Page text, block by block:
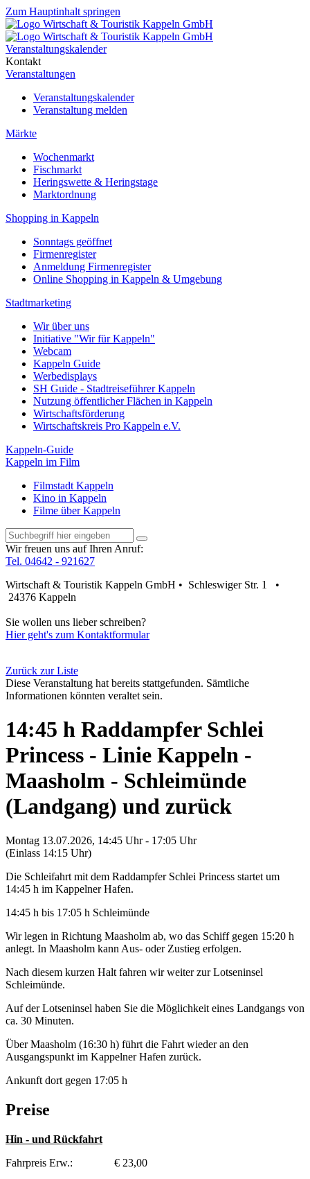
Zum Hauptinhalt springen
Veranstaltungskalender
Kontakt
Veranstaltungen
Veranstaltungskalender
Veranstaltung melden
Märkte
Wochenmarkt
Fischmarkt
Heringswette & Heringstage
Marktordnung
Shopping in Kappeln
Sonntags geöffnet
Firmenregister
Anmeldung Firmenregister
Online Shopping in Kappeln & Umgebung
Stadtmarketing
Wir über uns
Initiative "Wir für Kappeln"
Webcam
Kappeln Guide
Werbedisplays
SH Guide - Stadtreiseführer Kappeln
Nutzung öffentlicher Flächen in Kappeln
Wirtschaftsförderung
Wirtschaftskreis Pro Kappeln e.V.
Kappeln-Guide
Kappeln im Film
Filmstadt Kappeln
Kino in Kappeln
Filme über Kappeln
Wir freuen uns auf Ihren Anruf:
Tel. 04642 - 921627
Wirtschaft & Touristik Kappeln GmbH • Schleswiger Str. 1 •
24376 Kappeln
Sie wollen uns lieber schreiben?
Hier geht's zum Kontaktformular
Zurück zur Liste
Diese Veranstaltung hat bereits stattgefunden. Sämtliche
Informationen könnten veraltet sein.
14:45 h Raddampfer Schlei
Princess - Linie Kappeln -
Maasholm - Schleimünde
(Landgang) und zurück
Montag 13.07.2026, 14:45 Uhr - 17:05 Uhr
(Einlass 14:15 Uhr)
Die Schleifahrt mit dem Raddampfer Schlei Princess startet um
14:45 h im Kappelner Hafen.
14:45 h bis 17:05 h Schleimünde
Wir legen in Richtung Maasholm ab, wo das Schiff gegen 15:20 h
anlegt. In Maasholm kann Aus- oder Zustieg erfolgen.
Nach diesem kurzen Halt fahren wir weiter zur Lotseninsel
Schleimünde.
Auf der Lotseninsel haben Sie die Möglichkeit eines Landgangs von
ca. 30 Minuten.
Über Maasholm (16:30 h) führt die Fahrt wieder an den
Ausgangspunkt im Kappelner Hafen zurück.
Ankunft dort gegen 17:05 h
Preise
Hin - und Rückfahrt
Fahrpreis Erw.: € 23,00